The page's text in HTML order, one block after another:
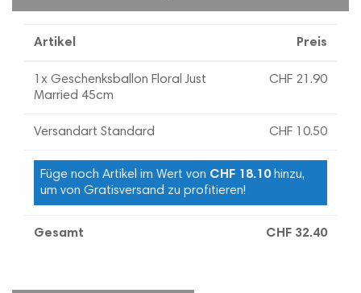
Artikel Preis
1x Geschenksballon Floral Just
Married 45cm
CHF 21.90
Versandart Standard CHF 10.50
Füge noch Artikel im Wert von CHF 18.10hinzu,
um von Gratisversand zu profitieren!
Gesamt CHF 32.40